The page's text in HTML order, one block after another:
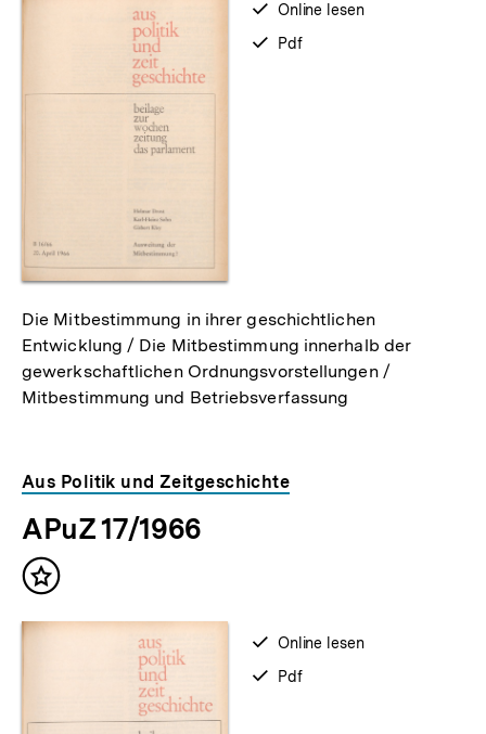
verfügbar
Online lesen
verfügbar
Pdf
Die Mitbestimmung in ihrer geschichtlichen
Entwicklung / Die Mitbestimmung innerhalb der
gewerkschaftlichen Ordnungsvorstellungen /
Mitbestimmung und Betriebsverfassung
Aus Politik und Zeitgeschichte
APuZ 17/1966
Inhalt
verfügbar
Online lesen
verfügbar
Pdf